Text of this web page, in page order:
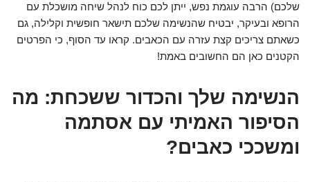
שלכם) הרבה עוגמת נפש, ייתן לכם כוח לנהל שיחה מושכלת עם
הרופא ובעיקר, יבטיח שהנשימה שלכם תישאר חופשית וקלילה, גם
כשאתם צריכים קצת עזרה עם הכאבים. קראו עד הסוף, כי הפרטים
הקטנים כאן הם החשובים באמת!
הנשימה שלך והכדור ששכחת: מה
הסיפור האמיתי עם אסתמה
ומשככי כאבים?